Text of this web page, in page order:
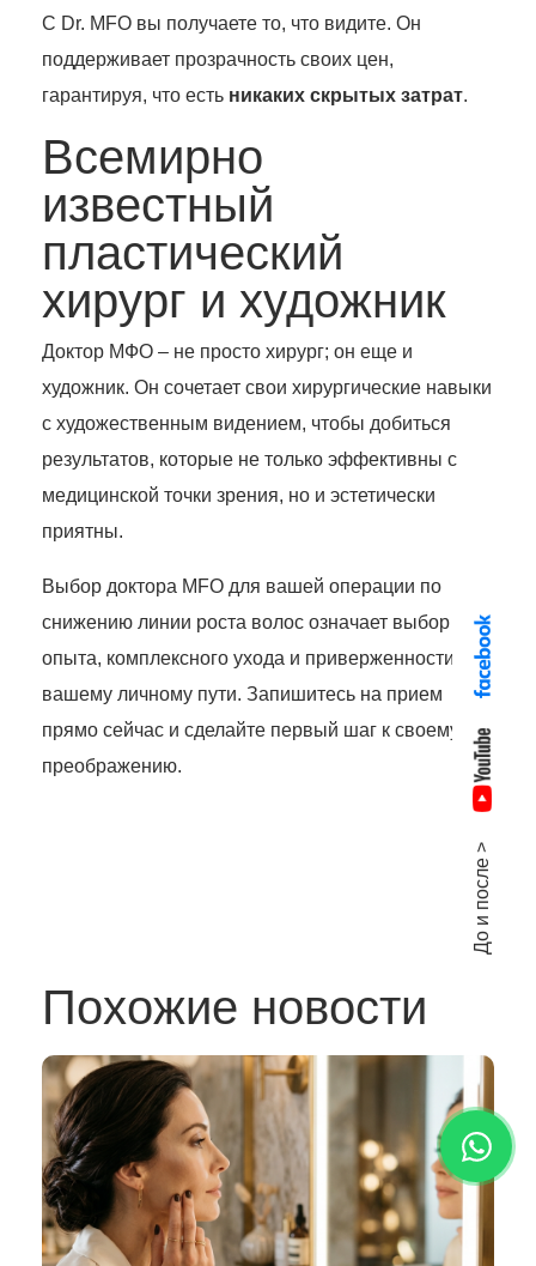
С Dr. MFO вы получаете то, что видите. Он
поддерживает прозрачность своих цен,
гарантируя, что есть никаких скрытых затрат.
Всемирно
известный
пластический
хирург и художник
Доктор МФО – не просто хирург; он еще и
художник. Он сочетает свои хирургические навыки
с художественным видением, чтобы добиться
результатов, которые не только эффективны с
медицинской точки зрения, но и эстетически
приятны.
Выбор доктора MFO для вашей операции по
снижению линии роста волос означает выбор
опыта, комплексного ухода и приверженности
вашему личному пути. Запишитесь на прием
прямо сейчас и сделайте первый шаг к своему
преображению.
Похожие новости
До и после >